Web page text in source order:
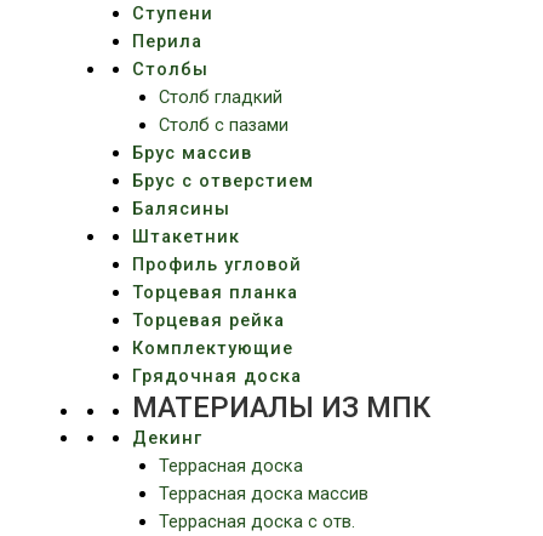
Ступени
Перила
Столбы
Столб гладкий
Столб с пазами
Брус массив
Брус с отверстием
Балясины
Штакетник
Профиль угловой
Торцевая планка
Торцевая рейка
Комплектующие
Грядочная доска
МАТЕРИАЛЫ ИЗ МПК
Декинг
Террасная доска
Террасная доска массив
Террасная доска c отв.